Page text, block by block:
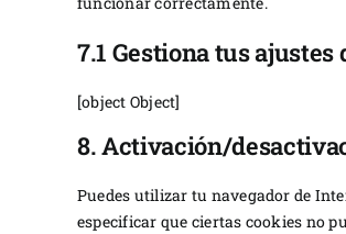
7.1 Gestiona tus
[object Object]
8. Activación/
Puedes utilizar tu navegador de
especificar que ciertas cookies no